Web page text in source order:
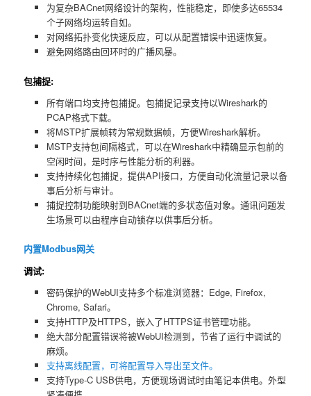
为复杂BACnet网络设计的架构，性能稳定，即使多达65534
个子网络均运转自如。
对网络拓扑变化快速反应，可以从配置错误中迅速恢复。
避免网络路由回环时的广播风暴。
包捕捉:
所有端口均支持包捕捉。包捕捉记录支持以Wireshark的
PCAP格式下载。
将MSTP扩展帧转为常规数据帧，方便Wireshark解析。
MSTP支持包间隔格式，可以在Wireshark中精确显示包前的
空闲时间，是时序与性能分析的利器。
支持持续化包捕捉，提供API接口，方便自动化流量记录以备
事后分析与审计。
捕捉控制功能映射到BACnet端的多状态值对象。通讯问题发
生场景可以由程序自动锁存以供事后分析。
内置Modbus网关
调试:
密码保护的WebUI支持多个标准浏览器：Edge, Firefox,
Chrome, Safari。
支持HTTP及HTTPS，嵌入了HTTPS证书管理功能。
绝大部分配置错误将被WebUI检测到，节省了运行中调试的
麻烦。
支持离线配置，可将配置导入导出至文件。
支持Type-C USB供电，方便现场调试时由笔记本供电。外型